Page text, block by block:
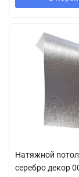
Натяжной
серебро декор